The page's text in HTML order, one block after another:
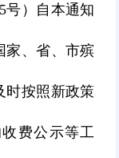
号）自本通知
家、省、市殡
时按照新政策
费公示等工